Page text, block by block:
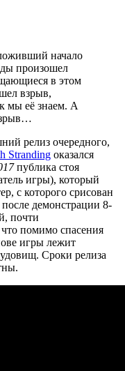
начало
произошел
в этом
взрыв,
мы её знаем. А
релиз очередного,
Stranding оказался
публика стоя
игры), который
с которого срисован
демонстрации 8-
почти
помимо спасения
игры лежит
Сроки релиза